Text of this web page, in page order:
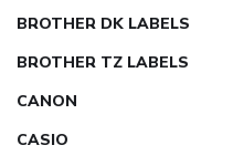
BROTHER DK LABELS
BROTHER TZ LABELS
CANON
CASIO